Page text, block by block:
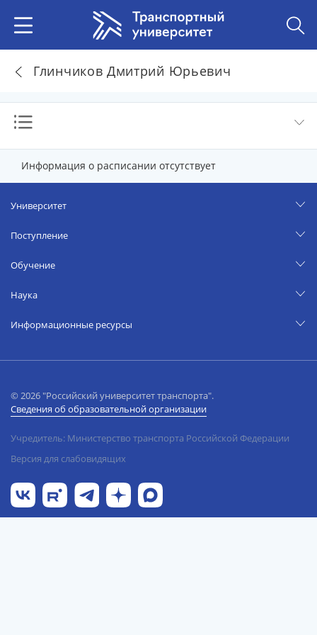
Глинчиков Дмитрий Юрьевич
Информация о расписании отсутствует
Университет
Поступление
Обучение
Наука
Информационные ресурсы
© 2026 "Российский университет транспорта".
Сведения об образовательной организации
Учредитель: Министерство транспорта Российской Федерации
Версия для слабовидящих